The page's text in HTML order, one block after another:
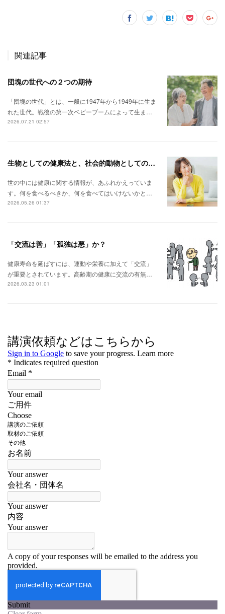
関連記事
団塊の世代への２つの期待
「団塊の世代」とは、一般に1947年から1949年に生ま
れた世代。戦後の第一次ベビーブームによって生ま…
2026.07.21 02:57
生物としての健康法と、社会的動物としての健康法。
世の中には健康に関する情報が、あふれかえっていま
す。何を食べるべきか、何を食べてはいけないかと…
2026.05.26 01:37
「交流は善」「孤独は悪」か？
健康寿命を延ばすには、運動や栄養に加えて「交流」
が重要とされています。高齢期の健康に交流の有無…
2026.03.23 01:01